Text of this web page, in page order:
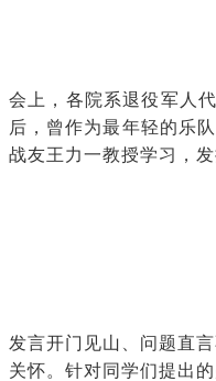
会上，各院系退役军人
后，曾作为最年轻的乐
战友王力一教授学习，
发言开门见山、问题直
关怀。针对同学们提出